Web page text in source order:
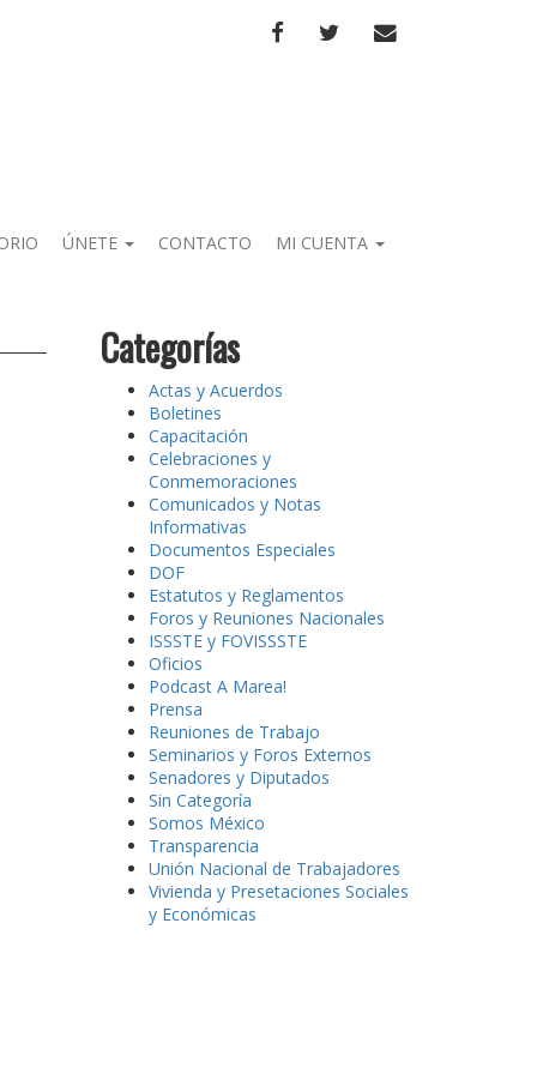
FACEBOOKTWITTERCORREO
ÚNETE CONTACTO MI CUENTA
Categorías
Actas y Acuerdos
Boletines
Capacitación
Celebraciones y
Conmemoraciones
Comunicados y Notas
Informativas
Documentos Especiales
DOF
Estatutos y Reglamentos
Foros y Reuniones Nacionales
ISSSTE y FOVISSSTE
Oficios
Podcast A Marea!
Prensa
Reuniones de Trabajo
Seminarios y Foros Externos
Senadores y Diputados
Sin Categoría
Somos México
Transparencia
Unión Nacional de Trabajadores
Vivienda y Presetaciones Sociales
y Económicas